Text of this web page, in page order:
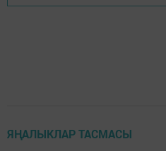
ЯҢАЛЫКЛАР ТАСМАСЫ